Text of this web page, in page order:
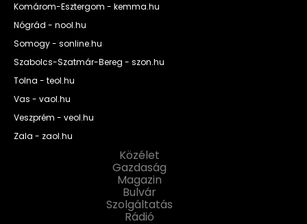
Komárom-Esztergom - kemma.hu
Nógrád - nool.hu
Somogy - sonline.hu
Szabolcs-Szatmár-Bereg - szon.hu
Tolna - teol.hu
Vas - vaol.hu
Veszprém - veol.hu
Zala - zaol.hu
Közélet
Gazdaság
Magazin
Bulvár
Szolgáltatás
Rádió